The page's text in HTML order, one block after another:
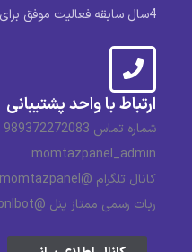
4سال سابقه فعالیت موفق برای کاربران عزیزخود
ارتباط با واحد پشتیبانی
momtazpanel_admin
کانال تلگرام @momtazpanel
ربات رسمی ممتاز پنل @momtazpnlbot